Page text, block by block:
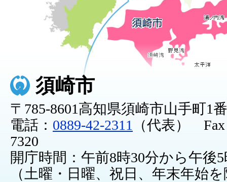
須崎市
〒785-8601高知県須崎市山手町1
電話： 0889-42-2311
（代表） Fax
7320
開庁時間：午前8時30分から午後
（土曜・日曜、祝日、年末年始